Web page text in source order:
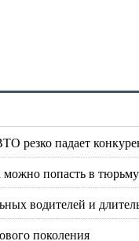
резко падает
попасть в тюрьму
водителей и
поколения